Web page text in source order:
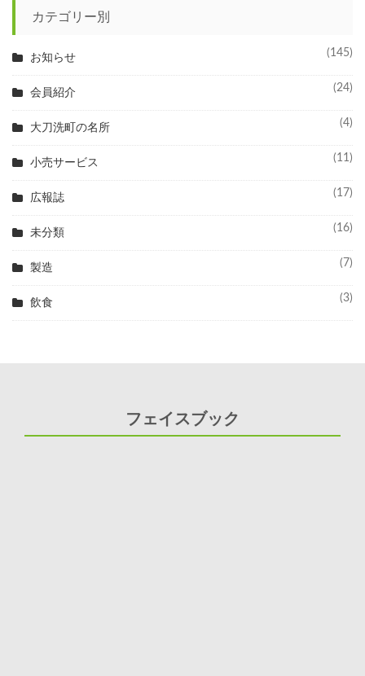
カテゴリー別
お知らせ (145)
会員紹介 (24)
大刀洗町の名所 (4)
小売サービス (11)
広報誌 (17)
未分類 (16)
製造 (7)
飲食 (3)
フェイスブック